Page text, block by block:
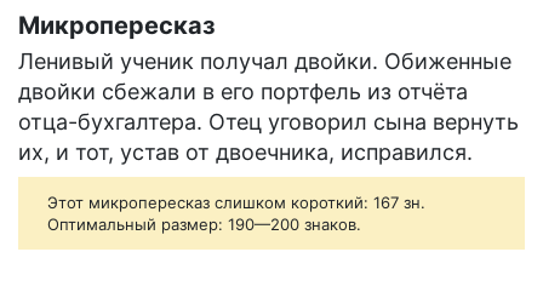
Микропересказ
Ленивый ученик получал двойки. Обиженные
двойки сбежали в его портфель из отчёта
отца-бухгалтера. Отец уговорил сына вернуть
их, и тот, устав от двоечника, исправился.
Этот микропересказ слишком короткий: 167 зн.
Оптимальный размер: 190—200 знаков.